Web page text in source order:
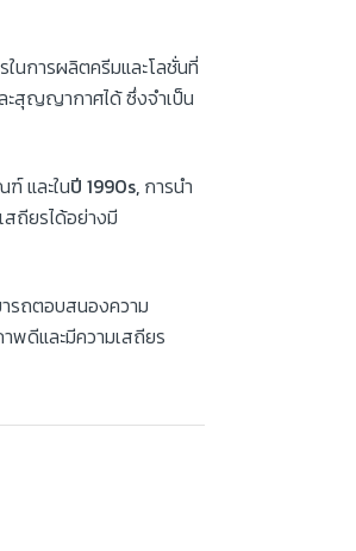
นการผลิตครีมและโลชั่นที่
ะสุญญากาศได้ ซึ่งจำเป็น
และในปี 1990s, การนำ
สถียรได้อย่างมี
รถตอบสนองความ
พดีและมีความเสถียร